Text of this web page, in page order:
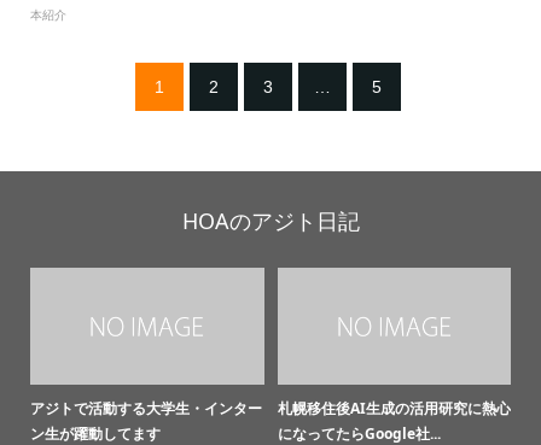
本紹介
1 2 3 5
HOAのアジト日記
アジトで活動する大学生・インター
ン生が躍動してます
札幌移住後AI生成の活用研究に熱心
になってたらGoogle社...